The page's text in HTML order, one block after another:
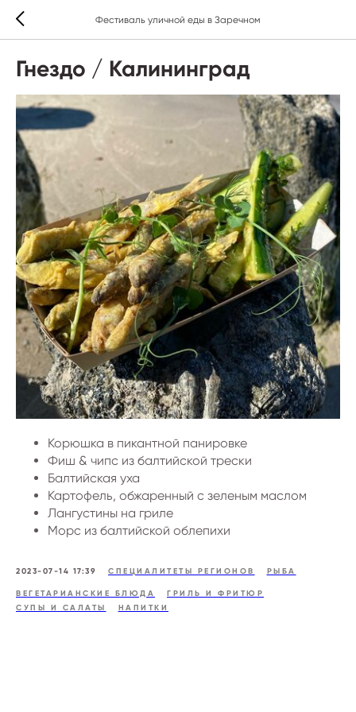
Фестиваль уличной еды в Заречном
Гнездо / Калининград
Корюшка в пикантной панировке
Фиш & чипс из балтийской трески
Балтийская уха
Картофель, обжаренный с зеленым маслом
Лангустины на гриле
Морс из балтийской облепихи
2023-07-14 17:39 СПЕЦИАЛИТЕТЫ РЕГИОНОВ РЫБА
ВЕГЕТАРИАНСКИЕ БЛЮДА
ГРИЛЬ И ФРИТЮР
СУПЫ И САЛАТЫ
НАПИТКИ